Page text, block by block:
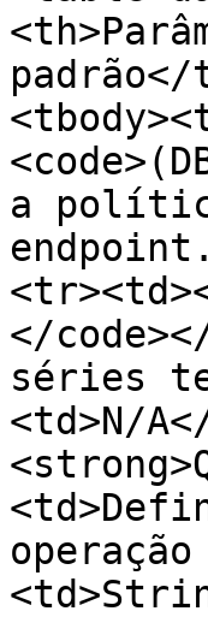
a
</
séries
<td>N/